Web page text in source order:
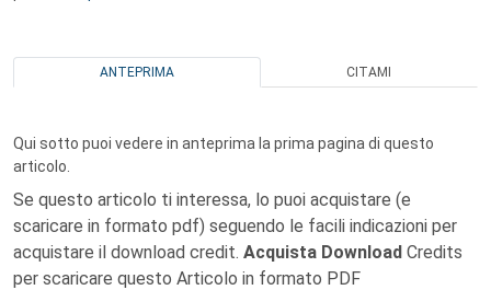
ANTEPRIMA CITAMI
Qui sotto puoi vedere in anteprima la prima pagina di questo
articolo.
Se questo articolo ti interessa, lo puoi acquistare (e
scaricare in formato pdf) seguendo le facili indicazioni per
acquistare il download credit. Acquista Download Credits
per scaricare questo Articolo in formato PDF